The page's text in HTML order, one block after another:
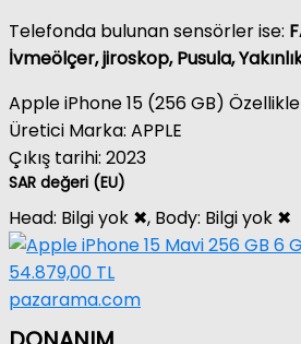
Telefonda bulunan sensörler ise:
İvmeölçer, jiroskop, Pusula,
Apple iPhone 15 (256 GB)
Üretici Marka: APPLE
Çıkış tarihi: 2023
SAR değeri (EU)
Head: Bilgi yok ✖, Body: Bilgi yok ✖
54.879,00 TL
pazarama.com